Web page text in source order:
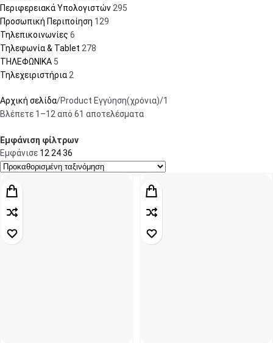
Περιφερειακά Υπολογιστών 295
Προσωπική Περιποίηση 129
Τηλεπικοινωνίες 6
Τηλεφωνία & Tablet 278
ΤΗΛΕΦΩΝΙΚΑ 5
Τηλεχειριστήρια 2
Αρχική σελίδα Product Εγγύηση(χρόνια) 1
Βλέπετε 1–12 από 61 αποτελέσματα
Εμφάνιση φίλτρων
Εμφάνισε 12 2436